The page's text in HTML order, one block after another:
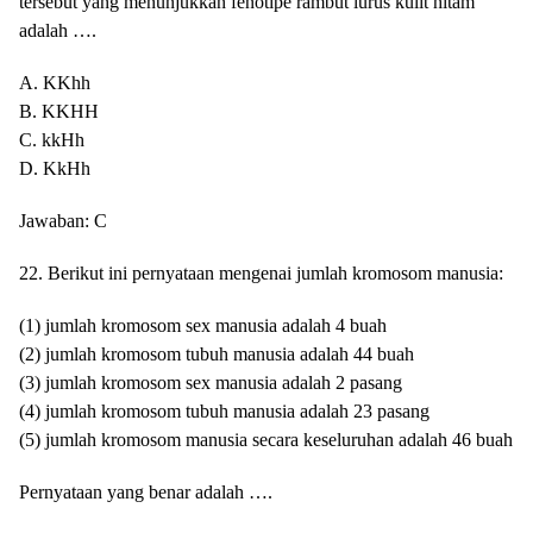
adalah ….
A. KKhh
B. KKHH
C. kkHh
D. KkHh
Jawaban: C
22. Berikut ini pernyataan mengenai jumlah kromosom manusia:
(1) jumlah kromosom sex manusia adalah 4 buah
(2) jumlah kromosom tubuh manusia adalah 44 buah
(3) jumlah kromosom sex manusia adalah 2 pasang
(4) jumlah kromosom tubuh manusia adalah 23 pasang
(5) jumlah kromosom manusia secara keseluruhan adalah 46 buah
Pernyataan yang benar adalah ….